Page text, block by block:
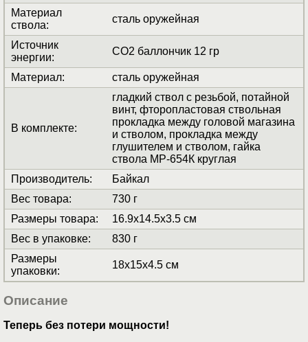
Материал
ствола:
сталь оружейная
Источник
энергии:
СО2 баллончик 12 гр
Материал: сталь оружейная
В комплекте:
гладкий ствол с резьбой, потайной
винт, фторопластовая ствольная
прокладка между головой магазина
и стволом, прокладка между
глушителем и стволом, гайка
ствола МР-654К круглая
Производитель:
Байкал
Вес товара:
730 г
Размеры товара:
16.9x14.5x3.5 см
Вес в упаковке:
830 г
Размеры
упаковки:
18x15x4.5 см
Описание
Теперь без потери мощности!